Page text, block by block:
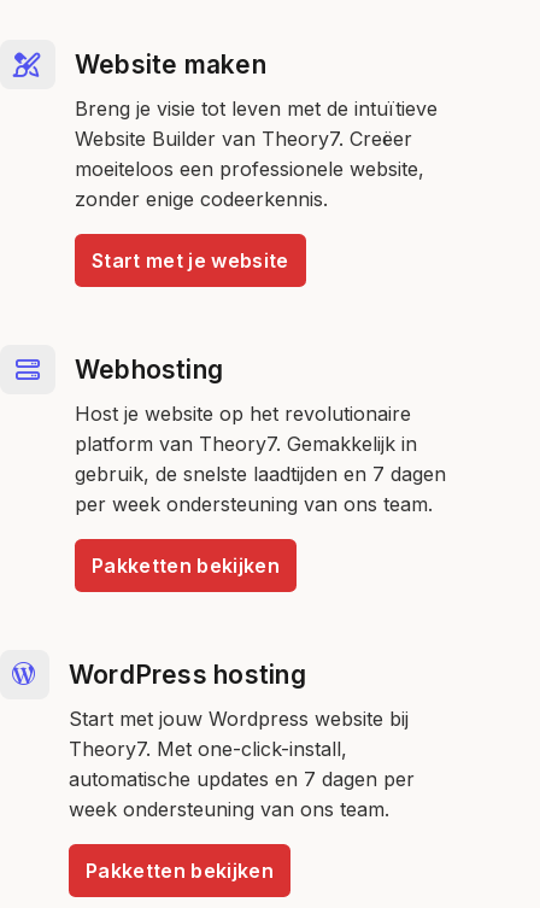
Website maken
Breng je visie tot leven met de intuïtieve
Website Builder van Theory7. Creëer
moeiteloos een professionele website,
zonder enige codeerkennis.
Start met je website
Webhosting
Host je website op het revolutionaire
platform van Theory7. Gemakkelijk in
gebruik, de snelste laadtijden en 7 dagen
per week ondersteuning van ons team.
Pakketten bekijken
WordPress hosting
Start met jouw Wordpress website bij
Theory7. Met one-click-install,
automatische updates en 7 dagen per
week ondersteuning van ons team.
Pakketten bekijken